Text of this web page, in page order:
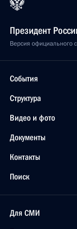
Президент
Версия официального
События
Структура
Видео и фото
Документы
Контакты
Поиск
Для СМИ